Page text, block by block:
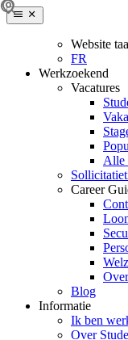
Website
FR
Werkzoekend
Vacatures
Alle
Career
Blog
Informatie
Ik ben
Over